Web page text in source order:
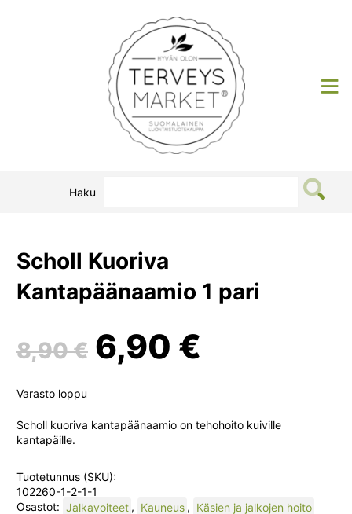
Terveysmarket
Haku
Scholl Kuoriva
Kantapäänaamio 1 pari
8,90€ Alkuperäinen
oli:
8,90 €.
6,90 €
on:
Varasto loppu
Scholl kuoriva kantapäänaamio on tehohoito kuiville
kantapäille.
Tuotetunnus (SKU):
102260-1-2-1-1
Osastot: Jalkavoiteet , Kauneus , Käsien ja jalkojen hoito